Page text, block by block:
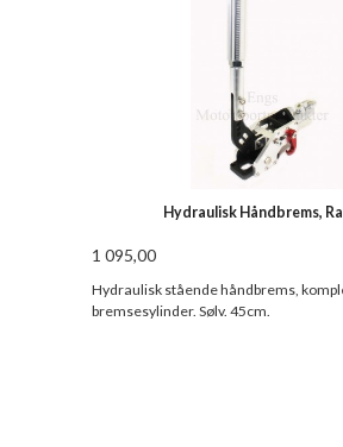
Hydraulisk Håndbrems,
1 095,00
Hydraulisk stående håndbrems,
bremsesylinder. Sølv. 45cm.